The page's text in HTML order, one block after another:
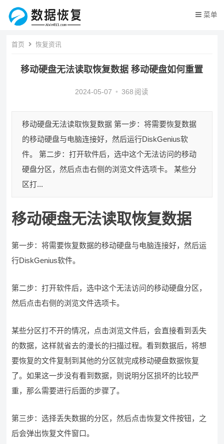
菜单
首页 恢复资讯
移动硬盘无法读取恢复数据 移动硬盘如何重置
2024-05-07 • 368 阅读
移动硬盘无法读取恢复数据 第一步：将需要恢复数据
的移动硬盘与电脑连接好，然后运行DiskGenius软
件。 第二步：打开软件后，选中这个无法访问的移动
硬盘分区，然后点击右侧的浏览文件选项卡。 某些分
区打...
移动硬盘无法读取恢复数据
第一步：将需要恢复数据的移动硬盘与电脑连接好，然后运
行DiskGenius软件。
第二步：打开软件后，选中这个无法访问的移动硬盘分区，
然后点击右侧的浏览文件选项卡。
某些分区打不开的情况，点击浏览文件后，会直接看到丢失
的数据，这样就省去的漫长的扫描过程。看到数据后，将想
要恢复的文件复制到其他的分区就完成移动硬盘数据恢复
了。如果这一步没有看到数据，则说明分区损坏的比较严
重，那么需要进行后面的步骤了。
第三步：选择丢失数据的分区，然后点击恢复文件按钮，之
后会弹出恢复文件窗口。